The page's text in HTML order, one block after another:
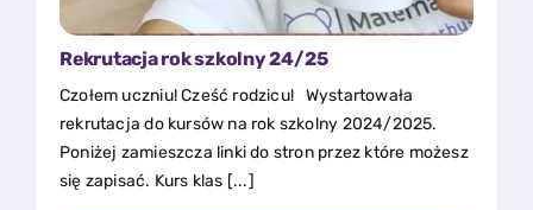
Rekrutacja rok szkolny 24/25
Czołem uczniu! Cześć rodzicu! Wystartowała
rekrutacja do kursów na rok szkolny 2024/2025.
Poniżej zamieszcza linki do stron przez które możesz
się zapisać. Kurs klas [...]